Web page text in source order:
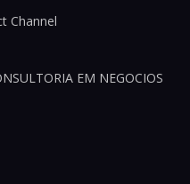
Channel
EM NEGOCIOS